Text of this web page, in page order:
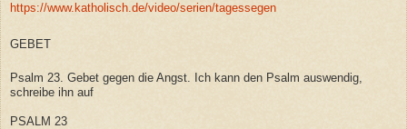
https://www.katholisch.de/video/serien/tagessegen
GEBET
Psalm 23. Gebet gegen die Angst. Ich kann den Psalm auswendig,
schreibe ihn auf
PSALM 23